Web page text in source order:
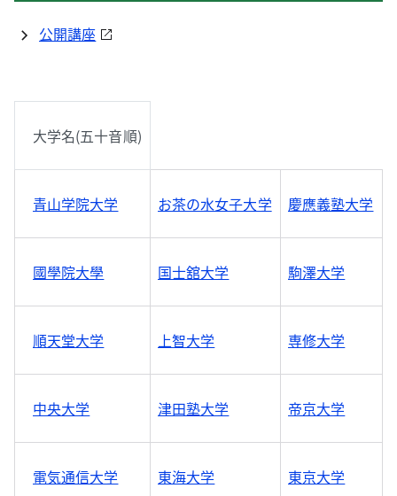
公開講座
大学名(五十音順)
青山学院大学 お茶の水女子大学 慶應義塾大学
國學院大學 国士舘大学 駒澤大学
順天堂大学 上智大学 専修大学
中央大学 津田塾大学 帝京大学
電気通信大学 東海大学 東京大学